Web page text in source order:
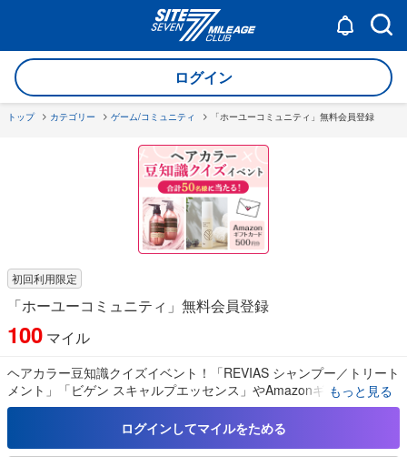
ログイン
トップ カテゴリー ゲーム/コミュニティ 「ホーユーコミュニティ」無料会員登録
初回利用限定
「ホーユーコミュニティ」無料会員登録
100 マイル
ヘアカラー豆知識クイズイベント！「REVIAS シャンプー／トリート
メント」「ビゲン スキャルプエッセンス」やAmazonギフトカード
が当たる！！
もっと見る
ログインしてマイルをためる